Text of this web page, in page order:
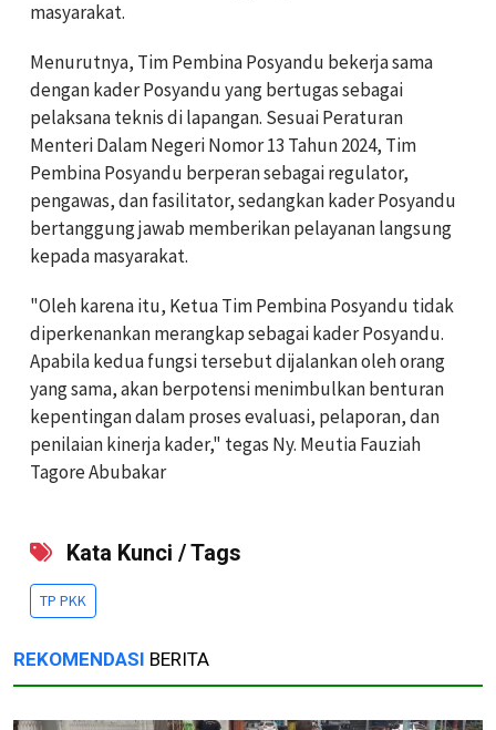
masyarakat.
Menurutnya, Tim Pembina Posyandu bekerja sama
dengan kader Posyandu yang bertugas sebagai
pelaksana teknis di lapangan. Sesuai Peraturan
Menteri Dalam Negeri Nomor 13 Tahun 2024, Tim
Pembina Posyandu berperan sebagai regulator,
pengawas, dan fasilitator, sedangkan kader Posyandu
bertanggung jawab memberikan pelayanan langsung
kepada masyarakat.
"Oleh karena itu, Ketua Tim Pembina Posyandu tidak
diperkenankan merangkap sebagai kader Posyandu.
Apabila kedua fungsi tersebut dijalankan oleh orang
yang sama, akan berpotensi menimbulkan benturan
kepentingan dalam proses evaluasi, pelaporan, dan
penilaian kinerja kader," tegas Ny. Meutia Fauziah
Tagore Abubakar
Kata Kunci / Tags
TP PKK
REKOMENDASI BERITA